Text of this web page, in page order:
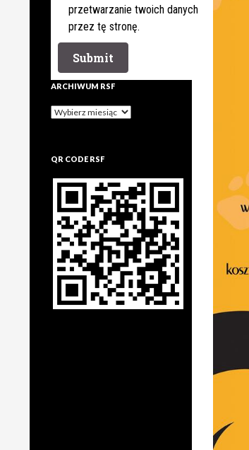
przetwarzanie twoich danych
przez tę stronę.
ARCHIWUM RSF
Archiwum
QR CODE RSF